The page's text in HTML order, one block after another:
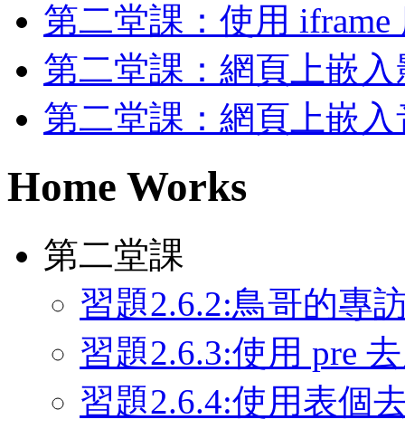
第二堂課：使用
第二堂課：網頁上嵌
第二堂課：網頁上嵌
Home Works
第二堂課
習題2.6.2:鳥哥的專
習題2.6.3:使用 pre
習題2.6.4:使用表個